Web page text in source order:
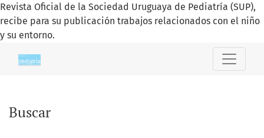
Revista Oficial de la Sociedad Uruguaya de Pediatría (SUP),
recibe para su publicación trabajos relacionados con el niño
y su entorno.
Buscar
Buscar